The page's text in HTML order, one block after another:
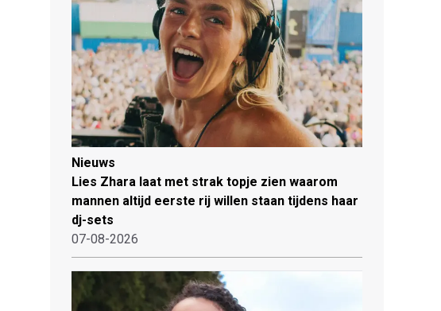
Nieuws
Lies Zhara laat met strak topje zien waarom
mannen altijd eerste rij willen staan tijdens haar
dj-sets
07-08-2026